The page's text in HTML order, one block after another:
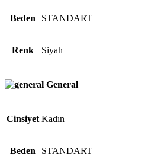
Beden STANDART
Renk Siyah
General
Cinsiyet Kadın
Beden STANDART